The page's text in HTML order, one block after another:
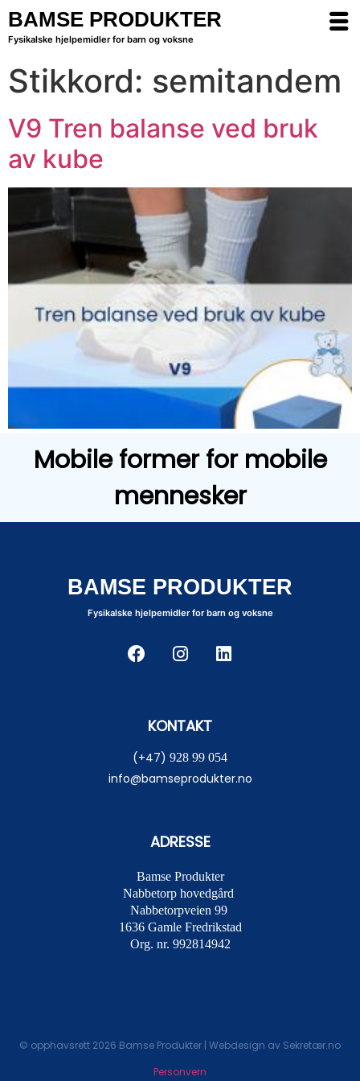
BAMSE PRODUKTER
Fysikalske hjelpemidler for barn og voksne
Stikkord: semitandem
V9 Tren balanse ved bruk
av kube
Mobile former for mobile
mennesker
BAMSE PRODUKTER
Fysikalske hjelpemidler for barn og voksne
KONTAKT
(+47) 928 99 054
info@bamseprodukter.no
ADRESSE
Bamse Produkter
Nabbetorp hovedgård
Nabbetorpveien 99
1636 Gamle Fredrikstad
Org. nr. 992814942
© opphavsrett 2026 Bamse Produkter | Webdesign av Sekretær.no
Personvern